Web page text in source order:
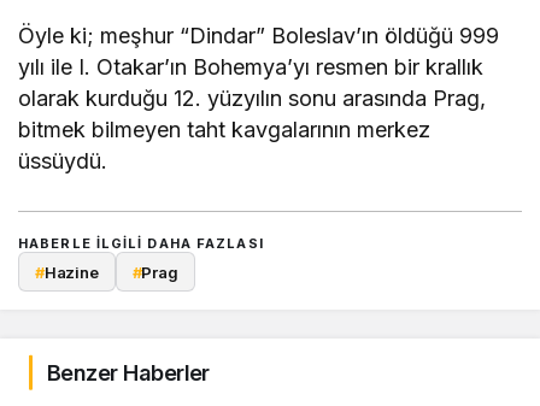
Öyle ki; meşhur “Dindar” Boleslav’ın öldüğü 999
yılı ile I. Otakar’ın Bohemya’yı resmen bir krallık
olarak kurduğu 12. yüzyılın sonu arasında Prag,
bitmek bilmeyen taht kavgalarının merkez
üssüydü.
HABERLE ILGILI DAHA FAZLASI
#Hazine #Prag
Benzer Haberler